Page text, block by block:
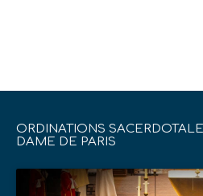
ORDINATIONS
DAME DE PARIS